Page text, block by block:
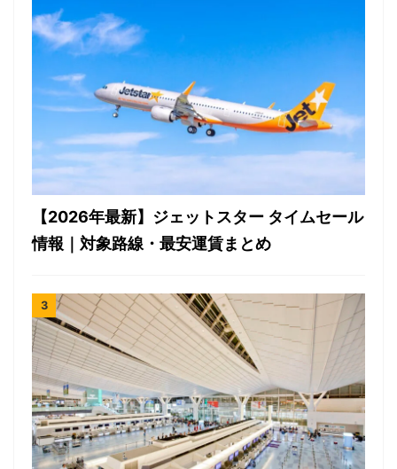
【2026年最新】ジェットスター タイムセール
情報｜対象路線・最安運賃まとめ